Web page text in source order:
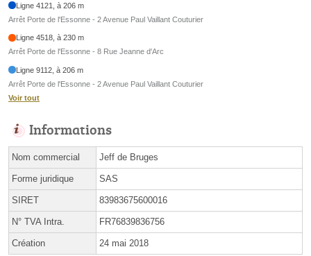
Ligne 4121, à 206 m
Arrêt Porte de l'Essonne - 2 Avenue Paul Vaillant Couturier
Ligne 4518, à 230 m
Arrêt Porte de l'Essonne - 8 Rue Jeanne d'Arc
Ligne 9112, à 206 m
Arrêt Porte de l'Essonne - 2 Avenue Paul Vaillant Couturier
Voir tout
Informations
Nom commercial Jeff de Bruges
Forme juridique SAS
SIRET 83983675600016
N° TVA Intra. FR76839836756
Création 24 mai 2018